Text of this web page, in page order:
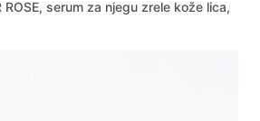
ROSE, serum za njegu zrele kože lica,